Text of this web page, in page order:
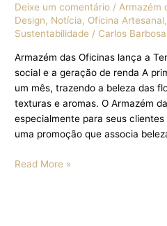
Deixe um comentário / Armazém
Design, Notícia, Oficina Artesanal,
Sustentabilidade / Carlos Barbosa
Armazém das Oficinas lança a
social e a geração de renda A
um mês, trazendo a beleza das
texturas e aromas. O Armazém
especialmente para seus clientes
uma promoção que associa
Read More »